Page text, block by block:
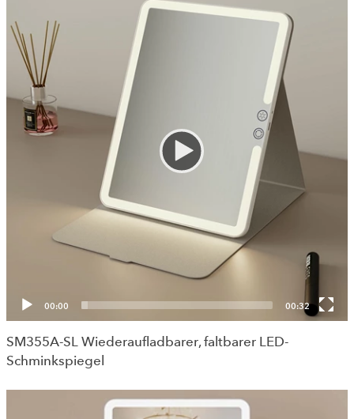
00:00 00:32
SM355A-SL Wiederaufladbarer, faltbarer LED-
Schminkspiegel